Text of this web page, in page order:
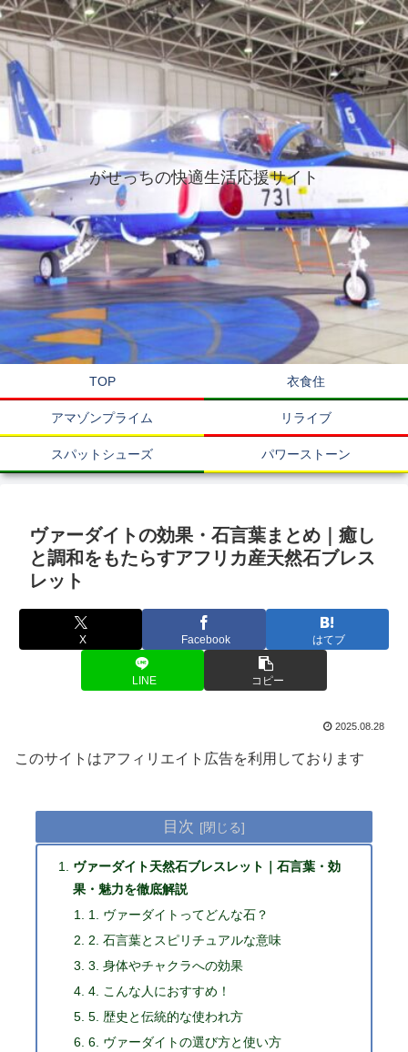
がせっちの快適生活応援サイト
TOP 衣食住
アマゾンプライム リライブ
スパットシューズ パワーストーン
ヴァーダイトの効果・石言葉まとめ｜癒し
と調和をもたらすアフリカ産天然石ブレス
レット
X Facebook はてブ
LINE コピー
2025.08.28
このサイトはアフィリエイト広告を利用しております
目次
ヴァーダイト天然石ブレスレット｜石言葉・効
果・魅力を徹底解説
1. ヴァーダイトってどんな石？
2. 石言葉とスピリチュアルな意味
3. 身体やチャクラへの効果
4. こんな人におすすめ！
5. 歴史と伝統的な使われ方
6. ヴァーダイトの選び方と使い方